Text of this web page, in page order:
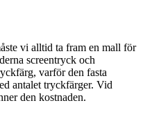
vi alltid ta fram en mall för
screentryck och
varför den fasta
antalet tryckfärger. Vid
den kostnaden.